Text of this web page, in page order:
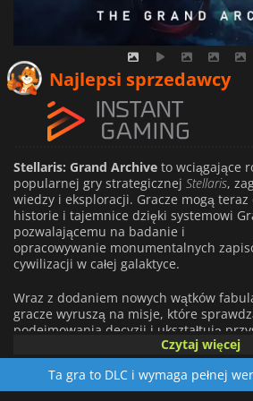
Najlepsi sprzedawcy
Stellaris: Grand Archive to wciągające
popularnej gry strategicznej Stellaris,
wiedzy i eksploracji. Gracze mogą
historie i tajemnice dzięki systemowi
pozwalającemu na badanie i
opracowywanie monumentalnych
cywilizacji w całej galaktyce.
Wraz z dodaniem nowych wątków
gracze wyruszą na misje, które
podejmowania decyzji i ukształtują
Rozszerzenie wprowadza również nową
grawitacyjnych, która pozwala graczom
faunę. Wyniki ich badań można
potężnych flot, które pomogą w
Czytaj więcej
Ta gra to DLC i wymaga pełnej